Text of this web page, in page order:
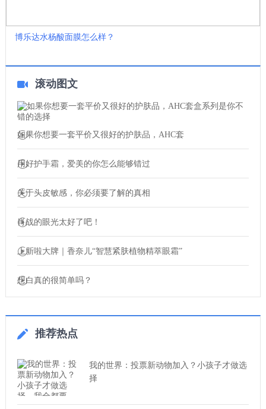
博乐达水杨酸面膜怎么样？
滚动图文
如果你想要一套平价又很好的护肤品，AHC套
用好护手霜，爱美的你怎么能够错过
关于头皮敏感，你必须要了解的真相
肖战的眼光太好了吧！
上新啦大牌｜香奈儿“智慧紧肤植物精萃眼霜”
想白真的很简单吗？
推荐热点
我的世界：投票新动物加入？小孩子才做选
择